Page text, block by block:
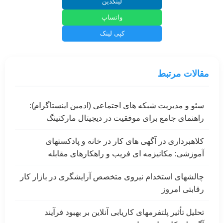
واتساپ
کپی لینک
مقالات مرتبط
سئو و مدیریت شبکه های اجتماعی (ادمین اینستاگرام):
راهنمای جامع برای موفقیت در دیجیتال مارکتینگ
کلاهبرداری در آگهی های کار در خانه و پادکستهای
آموزشی: مکانیزمه ای فریب و راهکارهای مقابله
چالشهای استخدام نیروی متخصص آرایشگری در بازار کار
رقابتی امروز
تحلیل تأثیر پلتفرمهای کاریابی آنلاین بر بهبود فرآیند